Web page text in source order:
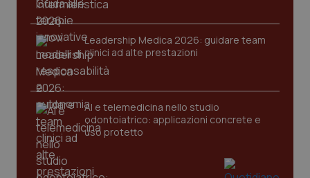
Leadership Medica 2026: guidare team
clinici ad alte prestazioni
AI e telemedicina nello studio
odontoiatrico: applicazioni concrete e
uso protetto
CookieScriptConsent